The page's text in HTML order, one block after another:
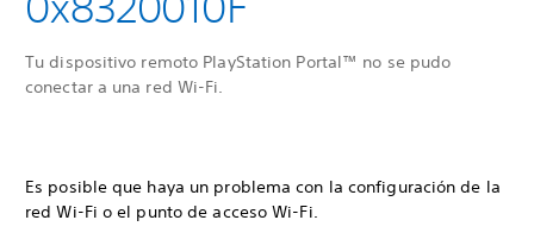
Tu dispositivo remoto PlayStation Portal™ no se pudo
conectar a una red Wi-Fi.
Es posible que haya un problema con la configuración de la
red Wi-Fi o el punto de acceso Wi-Fi.